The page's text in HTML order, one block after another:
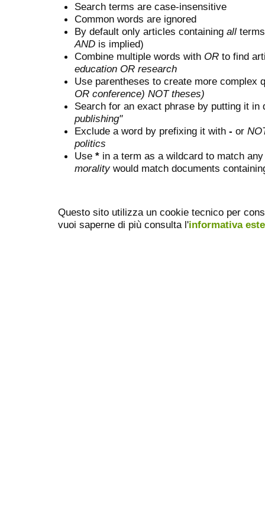
Search terms are case-insensitive
Common words are ignored
By default only articles containing all
AND is implied)
Combine multiple words with OR to find
education OR research
Use parentheses to create more complex
OR conference) NOT theses)
Search for an exact phrase by putting it
publishing"
Exclude a word by prefixing it with - or
politics
Use * in a term as a wildcard to match
moralitywould match documents
Questo sito utilizza un cookie tecnico per
vuoi saperne di più consulta l'informativa